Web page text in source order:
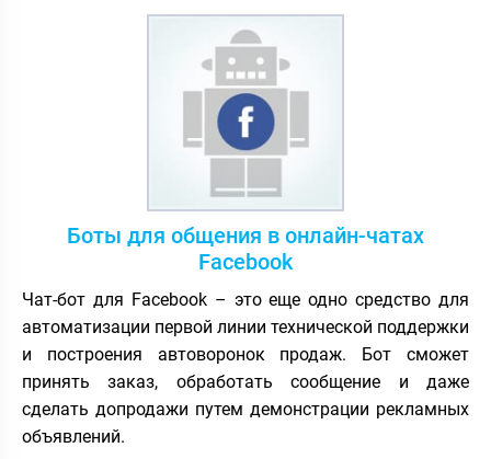
Боты для общения в онлайн-чатах
Facebook
Чат-бот для Facebook – это еще одно средство для
автоматизации первой линии технической поддержки
и построения автоворонок продаж. Бот сможет
принять заказ, обработать сообщение и даже
сделать допродажи путем демонстрации рекламных
объявлений.